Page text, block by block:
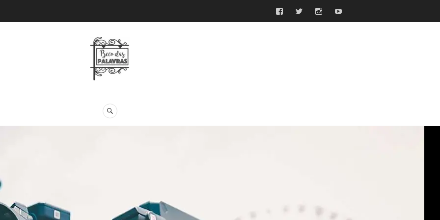
FacebookTwitterInstagram
Beco das Palavras
SEARCH